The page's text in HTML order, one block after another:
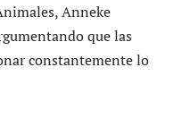
Anneke
que las
constantemente lo